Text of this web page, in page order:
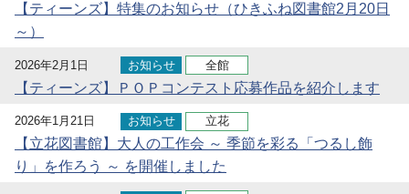
【ティーンズ】特集のお知らせ（ひきふね図書館2月20日
～）
2026年2月1日 お知らせ 全館
【ティーンズ】ＰＯＰコンテスト応募作品を紹介します
2026年1月21日 お知らせ 立花
【立花図書館】大人の工作会 ～ 季節を彩る「つるし飾
り」を作ろう ～ を開催しました